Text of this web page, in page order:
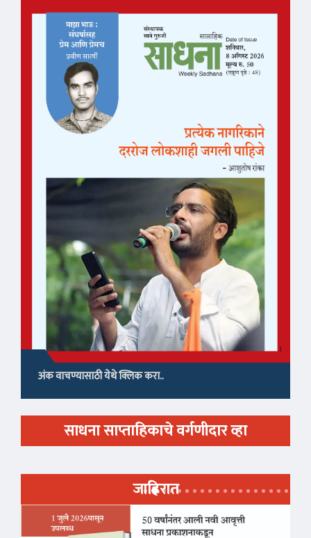
अंक वाचण्यासाठी येथे क्लिक करा..
साधना साप्ताहिकाचे वर्गणीदार व्हा
जाहिरात